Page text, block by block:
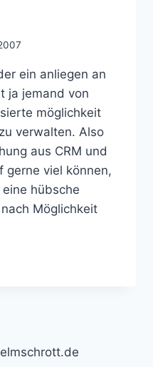
ein anliegen an
ja jemand von
möglichkeit
verwalten. Also
aus CRM und
gerne viel können,
hübsche
Möglichkeit